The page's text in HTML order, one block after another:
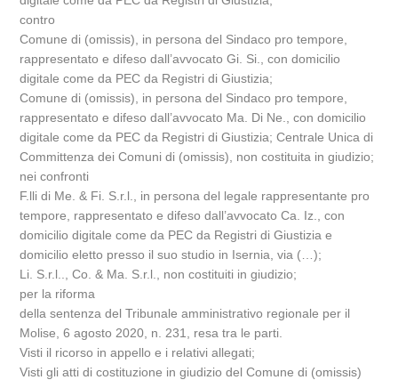
contro
Comune di (omissis), in persona del Sindaco pro tempore,
rappresentato e difeso dall’avvocato Gi. Si., con domicilio
digitale come da PEC da Registri di Giustizia;
Comune di (omissis), in persona del Sindaco pro tempore,
rappresentato e difeso dall’avvocato Ma. Di Ne., con domicilio
digitale come da PEC da Registri di Giustizia; Centrale Unica di
Committenza dei Comuni di (omissis), non costituita in giudizio;
nei confronti
F.lli di Me. & Fi. S.r.l., in persona del legale rappresentante pro
tempore, rappresentato e difeso dall’avvocato Ca. Iz., con
domicilio digitale come da PEC da Registri di Giustizia e
domicilio eletto presso il suo studio in Isernia, via (…);
Li. S.r.l.., Co. & Ma. S.r.l., non costituiti in giudizio;
per la riforma
della sentenza del Tribunale amministrativo regionale per il
Molise, 6 agosto 2020, n. 231, resa tra le parti.
Visti il ricorso in appello e i relativi allegati;
Visti gli atti di costituzione in giudizio del Comune di (omissis)